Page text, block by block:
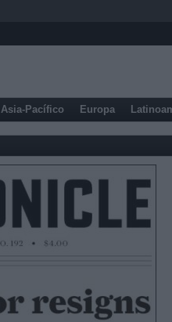
Asia-Pacífico Europa